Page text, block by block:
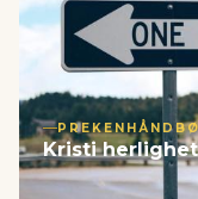
Kristi